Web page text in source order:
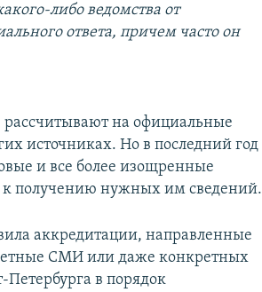
либо ведомства от
ответа, причем часто он
на официальные
источниках. Но в последний год
и все более изощренные
к получению нужных им сведений.
аккредитации, направленные
СМИ или даже конкретных
в порядок